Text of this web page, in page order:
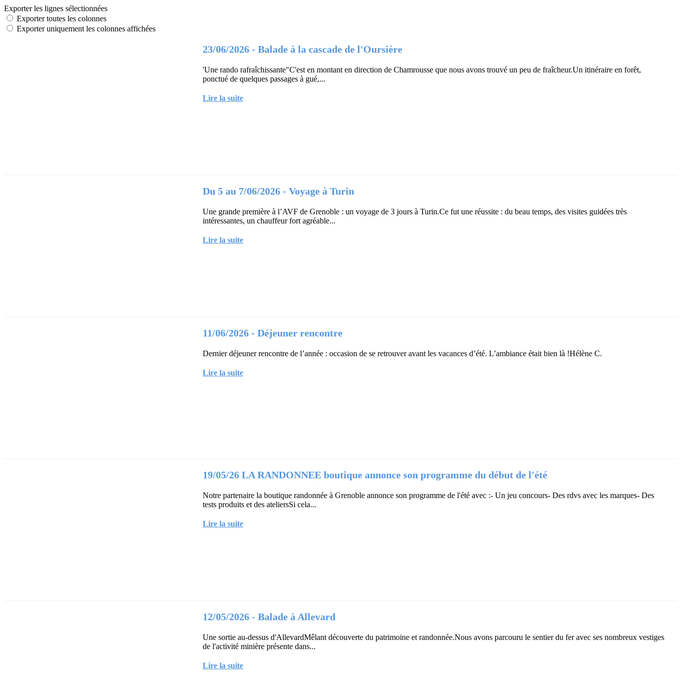
Exporter les lignes sélectionnées
Exporter toutes les colonnes
Exporter uniquement les colonnes affichées
23/06/2026 - Balade à la cascade de l'Oursière
'Une rando rafraîchissante"C'est en montant en direction de Chamrousse que nous avons trouvé un peu de fraîcheur.Un itinéraire en forêt,
ponctué de quelques passages à gué,...
Lire la suite
Du 5 au 7/06/2026 - Voyage à Turin
Une grande première à l’AVF de Grenoble : un voyage de 3 jours à Turin.Ce fut une réussite : du beau temps, des visites guidées très
intéressantes, un chauffeur fort agréable...
Lire la suite
11/06/2026 - Déjeuner rencontre
Dernier déjeuner rencontre de l’année : occasion de se retrouver avant les vacances d’été. L’ambiance était bien là !Hélène C.
Lire la suite
19/05/26 LA RANDONNEE boutique annonce son programme du début de l'été
Notre partenaire la boutique randonnée à Grenoble annonce son programme de l'été avec :- Un jeu concours- Des rdvs avec les marques- Des
tests produits et des ateliersSi cela...
Lire la suite
12/05/2026 - Balade à Allevard
Une sortie au-dessus d'AllevardMêlant découverte du patrimoine et randonnée.Nous avons parcouru le sentier du fer avec ses nombreux vestiges
de l'activité minière présente dans...
Lire la suite